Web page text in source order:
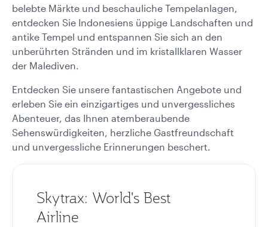
belebte Märkte und beschauliche Tempelanlagen,
entdecken Sie Indonesiens üppige Landschaften und
antike Tempel und entspannen Sie sich an den
unberührten Stränden und im kristallklaren Wasser
der Malediven.
Entdecken Sie unsere fantastischen Angebote und
erleben Sie ein einzigartiges und unvergessliches
Abenteuer, das Ihnen atemberaubende
Sehenswürdigkeiten, herzliche Gastfreundschaft
und unvergessliche Erinnerungen beschert.
Skytrax: World's Best
Airline